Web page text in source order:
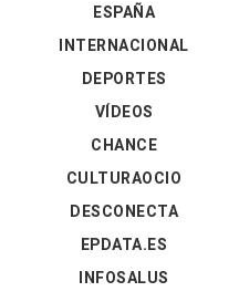
ESPAÑA
INTERNACIONAL
DEPORTES
VÍDEOS
CHANCE
CULTURAOCIO
DESCONECTA
EPDATA.ES
INFOSALUS